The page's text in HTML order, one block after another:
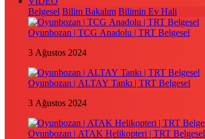
Belgesel Bilim Bakalım Bilimin Ev Hali
Oyunbozan | TCG Anadolu | TRT Belgesel
3 Ağustos 2024
Oyunbozan | ALTAY Tankı | TRT Belgesel
3 Ağustos 2024
Oyunbozan | ATAK Helikopteri | TRT Belgesel